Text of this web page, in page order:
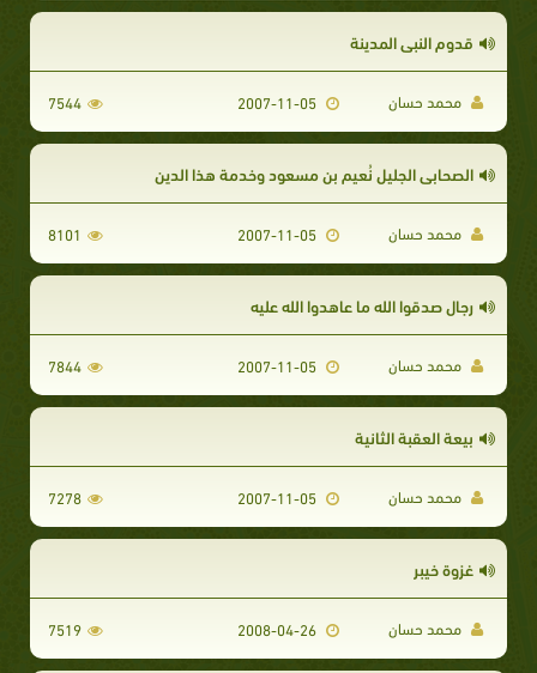
قدوم النبى المدينة
محمد حسان 7544
الصحابى الجليل نُعيم بن مسعود وخدمة هذا الدين
محمد حسان 8101
رجال صدقوا الله ما عاهدوا الله عليه
محمد حسان 7844
بيعة العقبة الثانية
محمد حسان 7278
غزوة خيبر
محمد حسان 7519